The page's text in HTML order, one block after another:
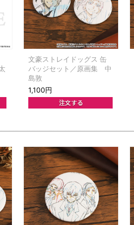
文豪ストレイドッグス 缶
バッジセット／原画集 中
島敦
1,100円